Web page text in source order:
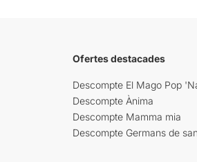
Ofertes destacades
Descompte El Mago Pop
Descompte Ànima
Descompte Mamma mia
Descompte Germans de